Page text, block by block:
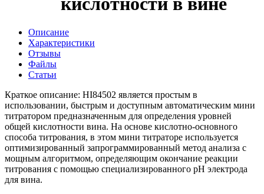
Описание
Характеристики
Отзывы
Файлы
Статьи
Краткое описание: HI84502 является простым в
использовании, быстрым и доступным автоматическим мини
титратором предназначенным для определения уровней
общей кислотности вина. На основе кислотно-основного
способа титрования, в этом мини титраторе используется
оптимизированный запрограммированный метод анализа с
мощным алгоритмом, определяющим окончание реакции
титрования с помощью специализированного рН электрода
для вина.